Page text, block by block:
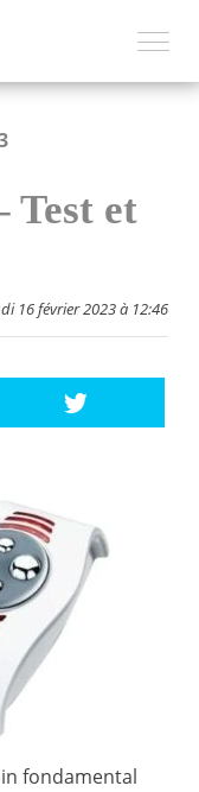
Test et
16 février 2023 à 12:46
fondamental